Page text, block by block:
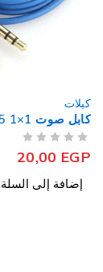
كبلات
كابل صوت 1×1 1.5متر
20,00 EGP
إضافة إلى السلة